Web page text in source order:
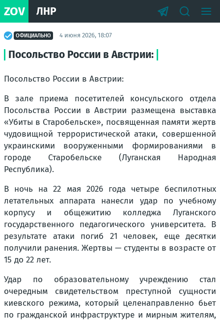
ZOV ЛНР
ОФИЦИАЛЬНО 4 июня 2026, 18:07
Посольство России в Австрии:
Посольство России в Австрии:
В зале приема посетителей консульского отдела
Посольства России в Австрии размещена выставка
«Убиты в Старобельске», посвященная памяти жертв
чудовищной террористической атаки, совершенной
украинскими вооруженными формированиями в
городе Старобельске (Луганская Народная
Республика).
В ночь на 22 мая 2026 года четыре беспилотных
летательных аппарата нанесли удар по учебному
корпусу и общежитию колледжа Луганского
государственного педагогического университета. В
результате атаки погиб 21 человек, еще десятки
получили ранения. Жертвы — студенты в возрасте от
15 до 22 лет.
Удар по образовательному учреждению стал
очередным свидетельством преступной сущности
киевского режима, который целенаправленно бьет
по гражданской инфраструктуре и мирным жителям,